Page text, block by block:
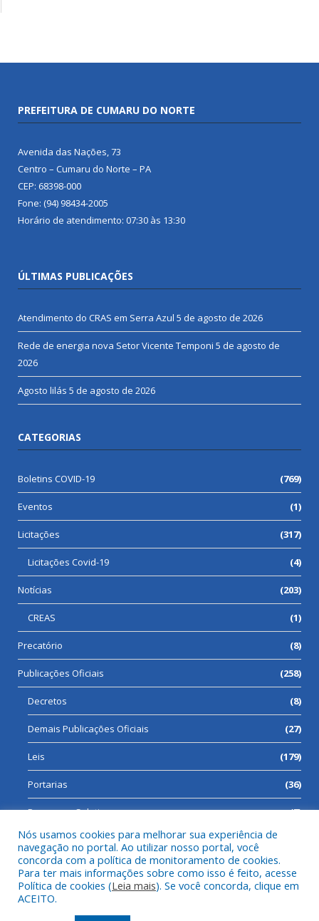
PREFEITURA DE CUMARU DO NORTE
Avenida das Nações, 73
Centro – Cumaru do Norte – PA
CEP: 68398-000
Fone: (94) 98434-2005
Horário de atendimento: 07:30 às 13:30
ÚLTIMAS PUBLICAÇÕES
Atendimento do CRAS em Serra Azul 5 de agosto de 2026
Rede de energia nova Setor Vicente Temponi 5 de agosto de
2026
Agosto lilás 5 de agosto de 2026
CATEGORIAS
Boletins COVID-19 (769)
Eventos (1)
Licitações (317)
Licitações Covid-19 (4)
Notícias (203)
CREAS (1)
Precatório (8)
Publicações Oficiais (258)
Decretos (8)
Demais Publicações Oficiais (27)
Leis (179)
Portarias (36)
Processos Seletivos (7)
Todos os direitos reservados a Prefeitura Municipal de Cumaru
do Norte.
Nós usamos cookies para melhorar sua experiência de
navegação no portal. Ao utilizar nosso portal, você
concorda com a política de monitoramento de cookies.
Para ter mais informações sobre como isso é feito, acesse
Política de cookies (Leia mais). Se você concorda, clique em
ACEITO.